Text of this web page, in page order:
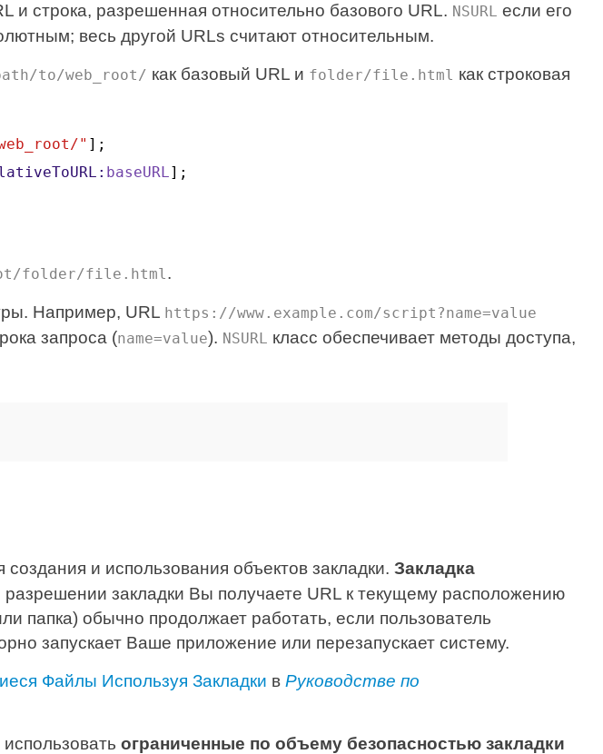
и строка, разрешенная относительно базового URL. NSURL если его
весь другой URLs считают относительным.
to/web_root/ как базовый URL и folder/file.html как строковая
" ];
baseURL];
folder/file.html.
Например, URL https://www.example.com/script?name=value
запроса (name=value). NSURL класс обеспечивает методы доступа,
создания и использования объектов закладки. Закладка
закладки Вы получаете URL к текущему расположению
папка) обычно продолжает работать, если пользователь
запускает Ваше приложение или перезапускает систему.
Файлы Используя Закладки в Руководстве по
ограниченные по объему безопасностью закладки